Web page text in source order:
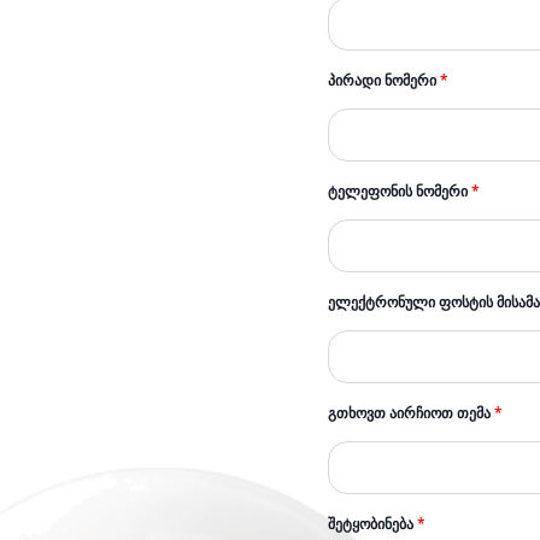
ᲞᲘᲠᲐᲓᲘ ᲜᲝᲛᲔᲠᲘ*
ᲢᲔᲚᲔᲤᲝᲜᲘᲡ ᲜᲝᲛᲔᲠᲘ*
ᲔᲚᲔᲥᲢᲠᲝᲜᲣᲚᲘ ᲤᲝᲡᲢᲘᲡ
ᲒᲗᲮᲝᲕᲗ ᲐᲘᲠᲩᲘᲝᲗ ᲗᲔᲛᲐ*
ᲨᲔᲢᲧᲝᲑᲘᲜᲔᲑᲐ*